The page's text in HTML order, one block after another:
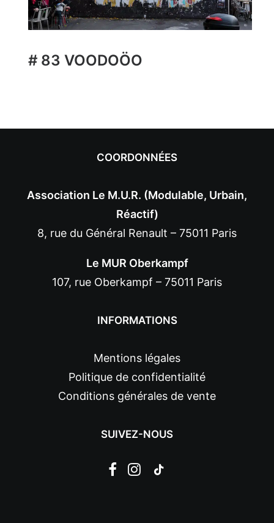
# 83 VOODOÖO
COORDONNÉES
Association Le M.U.R. (Modulable, Urbain,
Réactif)
8, rue du Général Renault – 75011 Paris
Le MUR Oberkampf
107, rue Oberkampf – 75011 Paris
INFORMATIONS
Mentions légales
Politique de confidentialité
Conditions générales de vente
SUIVEZ-NOUS